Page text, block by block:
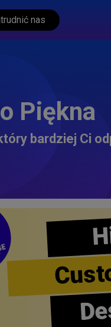
nas
Piękna
bardziej Ci